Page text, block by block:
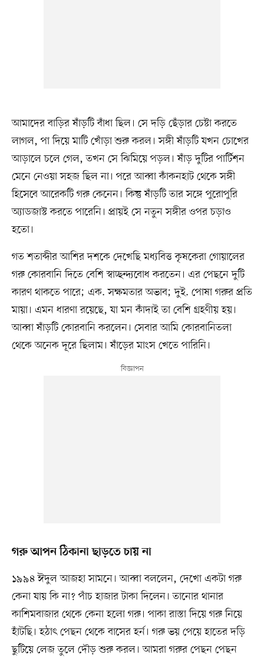
আমাদের বাড়ির ষাঁড়টি বাঁধা ছিল। সে দড়ি ছেঁড়ার চেষ্টা করতে
লাগল, পা দিয়ে মাটি খোঁড়া শুরু করল। সঙ্গী ষাঁড়টি যখন চোখের
আড়ালে চলে গেল, তখন সে ঝিমিয়ে পড়ল। ষাঁড় দুটির পার্টিশন
মেনে নেওয়া সহজ ছিল না। পরে আব্বা কাঁকনহাট থেকে সঙ্গী
হিসেবে আরেকটি গরু কেনেন। কিন্তু ষাঁড়টি তার সঙ্গে পুরোপুরি
অ্যাডজাস্ট করতে পারেনি। প্রায়ই সে নতুন সঙ্গীর ওপর চড়াও
হতো।
গত শতাব্দীর আশির দশকে দেখেছি মধ্যবিত্ত কৃষকেরা গোয়ালের
গরু কোরবানি দিতে বেশি স্বাচ্ছন্দ্যবোধ করতেন। এর পেছনে দুটি
কারণ থাকতে পারে; এক. সক্ষমতার অভাব; দুই. পোষা গরুর প্রতি
মায়া। এমন ধারণা রয়েছে, যা মন কাঁদাই তা বেশি গ্রহণীয় হয়।
আব্বা ষাঁড়টি কোরবানি করলেন। সেবার আমি কোরবানিতলা
থেকে অনেক দূরে ছিলাম। ষাঁড়ের মাংস খেতে পারিনি।
গরু আপন ঠিকানা ছাড়তে চায় না
১৯৯৪ ঈদুল আজহা সামনে। আব্বা বললেন, দেখো একটা গরু
কেনা যায় কি না? পাঁচ হাজার টাকা দিলেন। তানোর থানার
কাশিমবাজার থেকে কেনা হলো গরু। পাকা রাস্তা দিয়ে গরু নিয়ে
হাঁটছি। হঠাৎ পেছন থেকে বাসের হর্ন। গরু ভয় পেয়ে হাতের দড়ি
ছুটিয়ে লেজ তুলে দৌড় শুরু করল। আমরা গরুর পেছন পেছন